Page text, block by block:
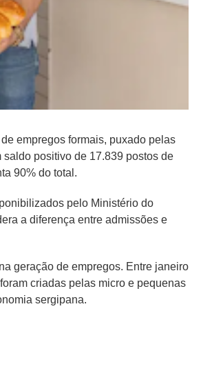
empregos formais, puxado pelas
positivo de 17.839 postos de
90% do total.
pelo Ministério do
a diferença entre admissões e
geração de empregos. Entre janeiro
criadas pelas micro e pequenas
sergipana.